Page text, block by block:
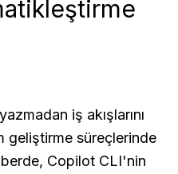
iş akışlarını
geliştirme süreçlerinde
Copilot CLI'nin